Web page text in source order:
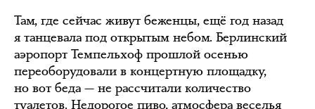
Там, где сейчас живут беженцы, ещё год назад
я танцевала под открытым небом. Берлинский
аэропорт Темпельхоф прошлой осенью
переоборудовали в концертную площадку,
но вот беда — не рассчитали количество
туалетов. Недорогое пиво, атмосфера веселья